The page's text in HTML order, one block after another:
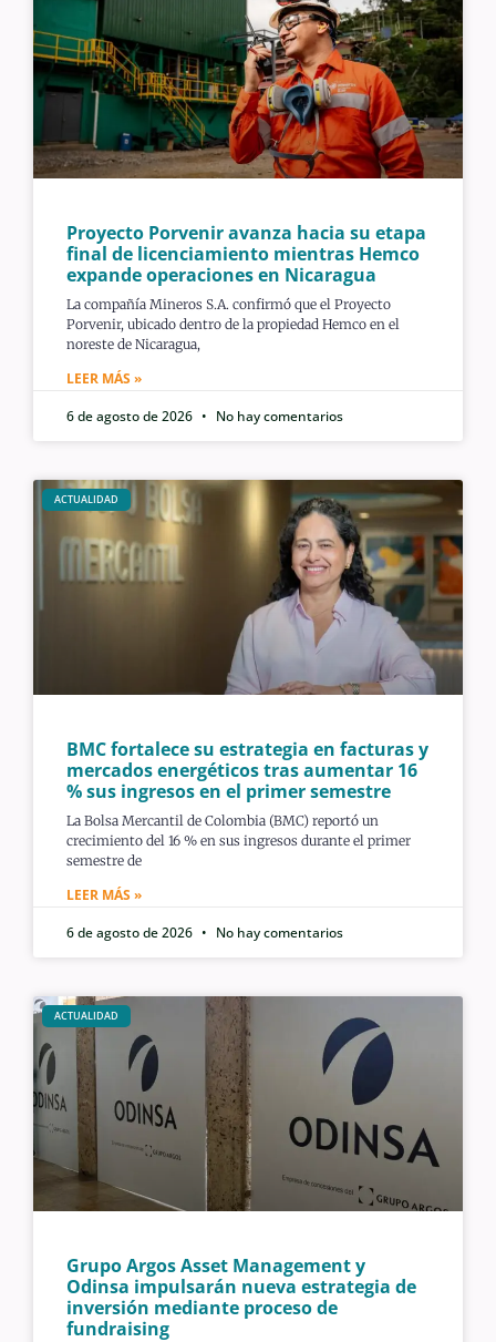
Proyecto Porvenir avanza hacia su etapa
final de licenciamiento mientras Hemco
expande operaciones en Nicaragua
La compañía Mineros S.A. confirmó que el Proyecto
Porvenir, ubicado dentro de la propiedad Hemco en el
noreste de Nicaragua,
LEER MÁS »
6 de agosto de 2026
No hay comentarios
ACTUALIDAD
BMC fortalece su estrategia en facturas y
mercados energéticos tras aumentar 16
% sus ingresos en el primer semestre
La Bolsa Mercantil de Colombia (BMC) reportó un
crecimiento del 16 % en sus ingresos durante el primer
semestre de
LEER MÁS »
6 de agosto de 2026
No hay comentarios
ACTUALIDAD
Grupo Argos Asset Management y
Odinsa impulsarán nueva estrategia de
inversión mediante proceso de
fundraising